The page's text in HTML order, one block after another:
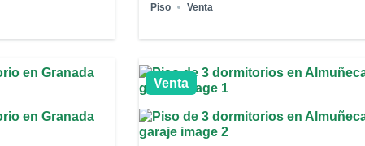
Piso Venta
Venta